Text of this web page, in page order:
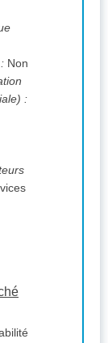
Non
initiale) :